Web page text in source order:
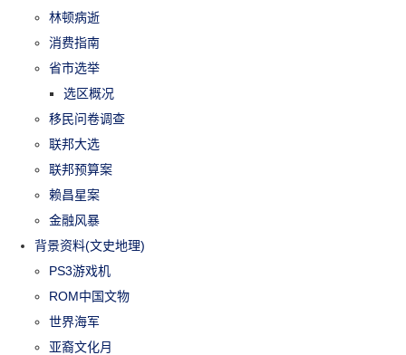
林顿病逝
消费指南
省市选举
选区概况
移民问卷调查
联邦大选
联邦预算案
赖昌星案
金融风暴
背景资料(文史地理)
PS3游戏机
ROM中国文物
世界海军
亚裔文化月